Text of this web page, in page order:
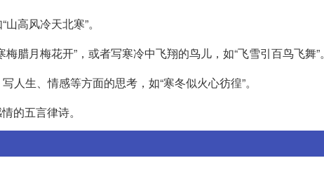
高风冷天北寒”。
腊月梅花开”，或者写寒冷中飞翔的鸟儿，如“飞雪引百鸟飞舞”。
生、情感等方面的思考，如“寒冬似火心彷徨”。
的五言律诗。